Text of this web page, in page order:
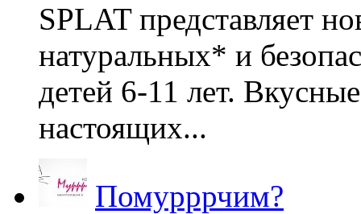
SPLAT представляет
натуральных* и
детей 6-11 лет.
настоящих...
Помурррчим?